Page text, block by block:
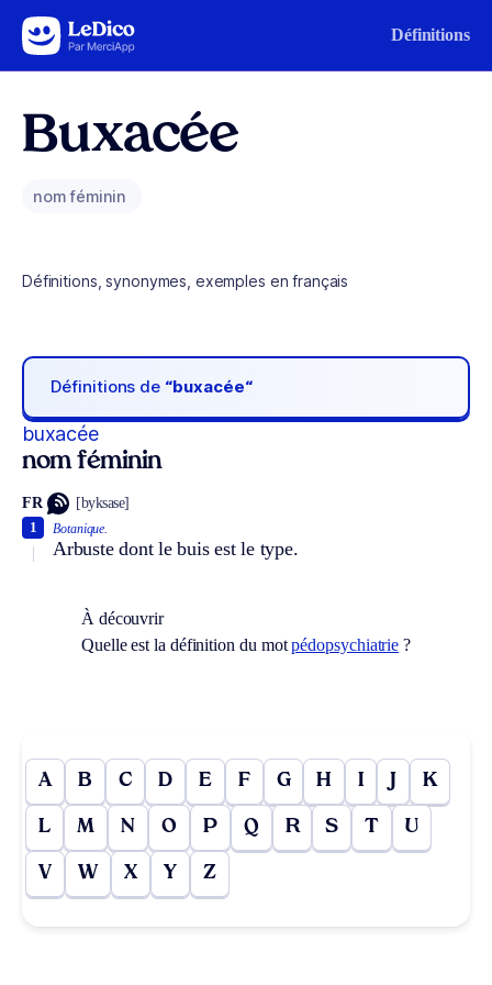
Aller au contenu Définitions
Buxacée
nom féminin
Définitions, synonymes, exemples en français
Définitions de “buxacée“
buxacée
nom féminin
FR [byksase]
Botanique.
Arbuste dont le buis est le type.
1
À découvrir
Quelle est la définition du motpédopsychiatrie ?
A B C D E F G H I J K
L M N O P Q R S T U
V W X Y Z